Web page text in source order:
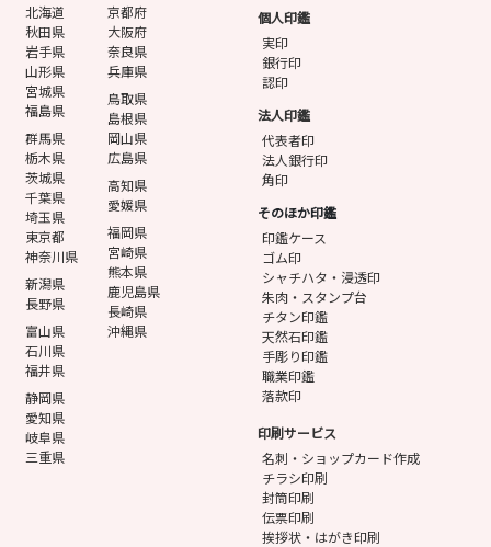
北海道
秋田県
岩手県
山形県
宮城県
福島県
群馬県
栃木県
茨城県
千葉県
埼玉県
東京都
神奈川県
新潟県
長野県
富山県
石川県
福井県
静岡県
愛知県
岐阜県
三重県
京都府
大阪府
奈良県
兵庫県
鳥取県
島根県
岡山県
広島県
高知県
愛媛県
福岡県
宮崎県
熊本県
鹿児島県
長崎県
沖縄県
個人印鑑
実印
銀行印
認印
法人印鑑
代表者印
法人銀行印
角印
そのほか印鑑
印鑑ケース
ゴム印
シャチハタ・浸透印
朱肉・スタンプ台
チタン印鑑
天然石印鑑
手彫り印鑑
職業印鑑
落款印
印刷サービス
名刺・ショップカード作成
チラシ印刷
封筒印刷
伝票印刷
挨拶状・はがき印刷